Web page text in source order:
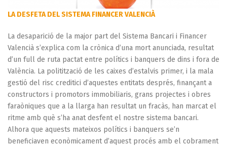
LA DESFETA DEL SISTEMA FINANCER VALENCIÀ
La desaparició de la major part del Sistema Bancari i Financer
Valencià s’explica com la crònica d’una mort anunciada, resultat
d’un full de ruta pactat entre polítics i banquers de dins i fora de
València. La politització de les caixes d’estalvis primer, i la mala
gestió del risc creditici d’aquestes entitats després, finançant a
constructors i promotors immobiliaris, grans projectes i obres
faraòniques que a la llarga han resultat un fracàs, han marcat el
ritme amb què s’ha anat desfent el nostre sistema bancari.
Alhora que aquests mateixos polítics i banquers se’n
beneficiaven econòmicament d’aquest procés amb el cobrament